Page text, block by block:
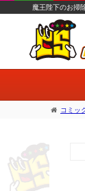
魔王陛下のお掃
コミッ